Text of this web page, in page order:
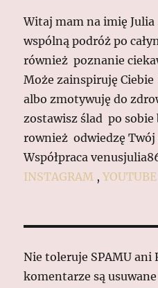
Witaj mam na imię Julia
wspólną podróż po
również poznanie
Może zainspiruję
albo zmotywuję do
zostawisz ślad po sobie
rownież odwiedzę Twój
Współpraca
INSTAGRAM ,YOUTUBE
Nie toleruje SPAMU ani
komentarze są